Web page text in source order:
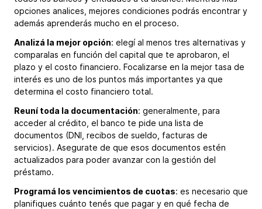
opciones analices, mejores condiciones podrás encontrar y
además aprenderás mucho en el proceso.
Analizá la mejor opción: elegí al menos tres alternativas y
comparalas en función del capital que te aprobaron, el
plazo y el costo financiero. Focalizarse en la mejor tasa de
interés es uno de los puntos más importantes ya que
determina el costo financiero total.
Reuní toda la documentación: generalmente, para
acceder al crédito, el banco te pide una lista de
documentos (DNI, recibos de sueldo, facturas de
servicios). Asegurate de que esos documentos estén
actualizados para poder avanzar con la gestión del
préstamo.
Programá los vencimientos de cuotas: es necesario que
planifiques cuánto tenés que pagar y en qué fecha de